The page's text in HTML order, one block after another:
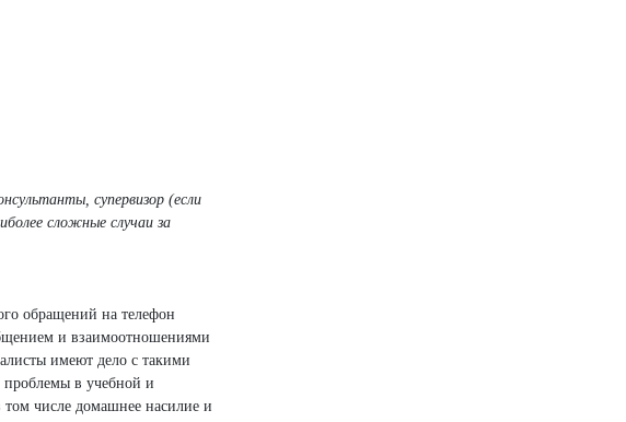
супервизор (если
сложные случаи за
обращений на телефон
и взаимоотношениями
имеют дело с такими
проблемы в учебной и
том числе домашнее насилие и